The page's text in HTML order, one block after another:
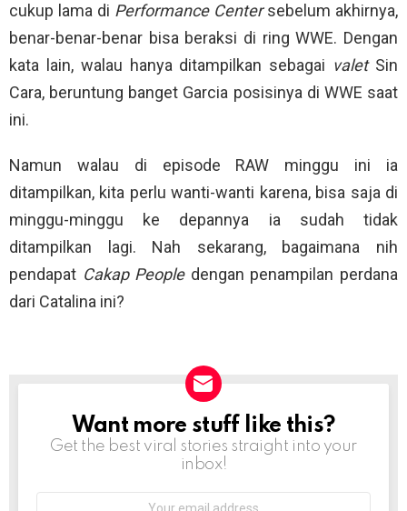
cukup lama di Performance Centersebelum akhirnya,
benar-benar-benar bisa beraksi di ring WWE. Dengan
kata lain, walau hanya ditampilkan sebagai valetSin
Cara, beruntung banget Garcia posisinya di WWE saat
ini.
Namun walau di episode RAW minggu ini ia
ditampilkan, kita perlu wanti-wanti karena, bisa saja di
minggu-minggu ke depannya ia sudah tidak
ditampilkan lagi. Nah sekarang, bagaimana nih
pendapat Cakap People dengan penampilan perdana
dari Catalina ini?
NEWSLETTER
Want more stuff like this?
Get the best viral stories straight into your
inbox!